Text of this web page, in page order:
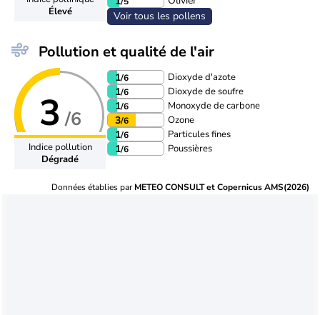
Élevé
Voir tous les pollens
Pollution et qualité de l'air
3 /6
Indice pollution
Dégradé
1/6 Dioxyde d'azote
1/6 Dioxyde de soufre
1/6 Monoxyde de carbone
3/6 Ozone
1/6 Particules fines
1/6 Poussières
Données établies parMETEO CONSULT et Copernicus AMS(2026)